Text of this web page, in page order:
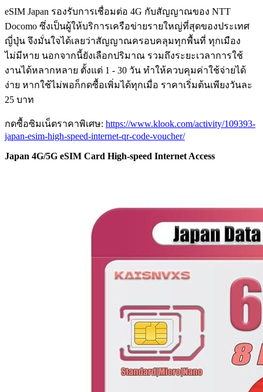
eSIM Japan รองรับการเชื่อมต่อ 4G กับสัญญาณของ NTT
Docomo ซึ่งเป็นผู้ให้บริการเครือข่ายรายใหญ่ที่สุดของประเทศ
ญี่ปุ่น จึงมั่นใจได้เลยว่าสัญญาณครอบคลุมทุกพื้นที่ ทุกเมือง
ไม่มีหาย นอกจากนี้ยังเลือกปริมาณ รวมถึงระยะเวลาการใช้
งานได้หลากหลาย ตั้งแต่ 1 - 30 วัน ทำให้ควบคุมค่าใช้จ่ายได้
ง่าย หากใช้ไม่พอก็กดซื้อเพิ่มได้ทุกเมื่อ ราคาเริ่มต้นเพียงวันละ
25 บาท
กดซื้อซิมเน็ตราคาพิเศษ: https://www.klook.com/activity/109393-
japan-esim-high-speed-internet-qr-code-voucher/
Japan 4G/5G eSIM Card High-speed Internet Access